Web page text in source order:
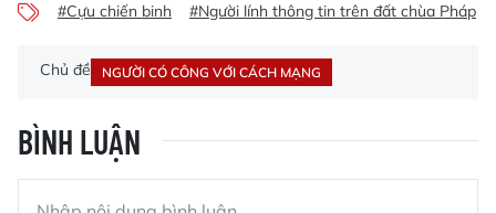
#Cựu chiến binh #Người lính thông tin trên đất chùa Pháp
Chủ đề NGƯỜI CÓ CÔNG VỚI CÁCH MẠNG
BÌNH LUẬN